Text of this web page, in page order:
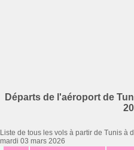
Départs de l'aéroport de
Liste de tous les vols à partir de Tunis à
mardi 03 mars 2026